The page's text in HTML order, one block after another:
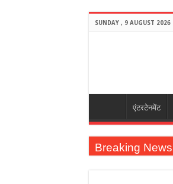
SUNDAY , 9 AUGUST 2026
एंटरटेनमेंट
Breaking News